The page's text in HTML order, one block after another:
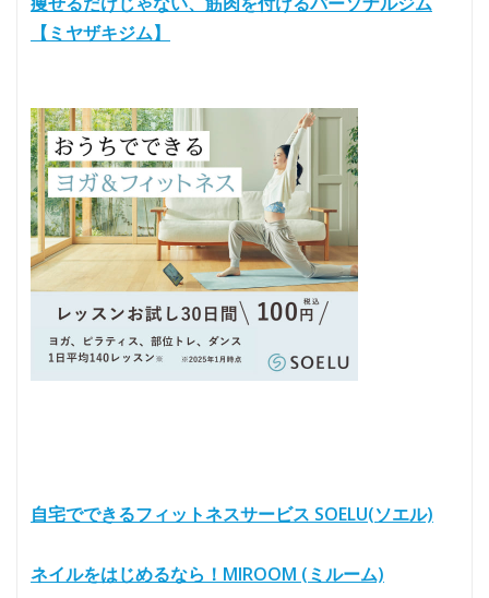
【ミヤザキジム】
自宅でできるフィットネスサービス SOELU(ソエル)
ネイルをはじめるなら！MIROOM (ミルーム)